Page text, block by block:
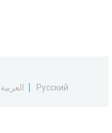
生活 العربية Русский